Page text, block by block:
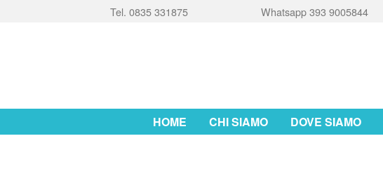
Tel. 0835 331875 Whatsapp 393 9005844
HOME CHI SIAMO DOVE SIAMO